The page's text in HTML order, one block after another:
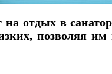
отдых в
позволяя им